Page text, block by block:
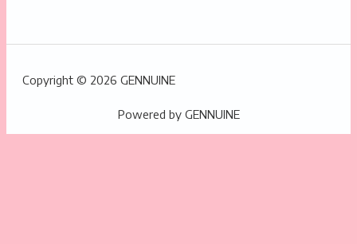
Copyright © 2026 GENNUINE
Powered by GENNUINE